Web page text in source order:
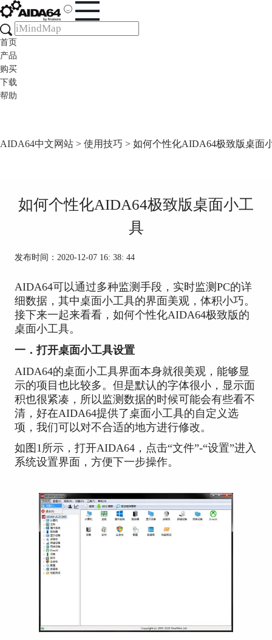
首页
产品
购买
下载
帮助
AIDA64中文网站 > 使用技巧 > 如何个性化AIDA64极致版桌面
如何个性化AIDA64极致版桌面小工
具
发布时间：2020-12-07 16: 38: 44
AIDA64可以通过多种监测手段，实时监测PC的详
细数据，其中桌面小工具的界面美观，体积小巧。
接下来一起来看看，如何个性化AIDA64极致版的
桌面小工具。
一．打开桌面小工具设置
AIDA64的桌面小工具界面本身就很美观，能够显
示的项目也比较多。但是默认的字体很小，显示面
积也很紧凑，所以监测数据的时候可能会有些看不
清，好在AIDA64提供了桌面小工具的自定义选
项，我们可以对不合适的地方进行修改。
如图1所示，打开AIDA64，点击“文件”-“设置”进入
系统设置界面，方便下一步操作。